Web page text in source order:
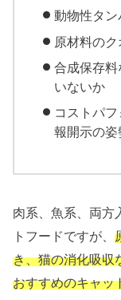
動物性タ
原材料の
合成保存
いないか
コストパ
報開示の姿
肉系、魚系、両方
トフードですが、
き、猫の消化吸収
おすすめのキャッ